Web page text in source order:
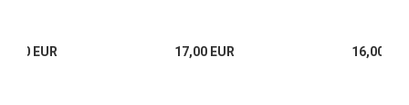
EUR 17,00 EUR 16,00